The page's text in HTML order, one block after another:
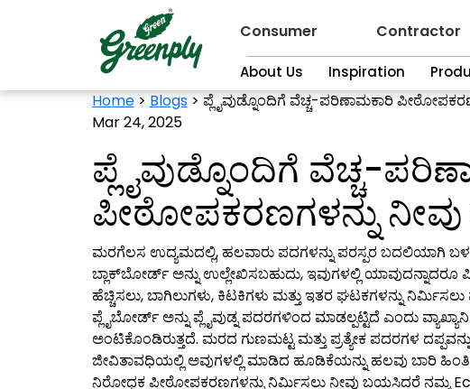
Consumer
About Us Inspiration
Contractor
Home>Blogs>ಪ್ಲೈವುಡ್ನೊಂದಿಗೆ ವೆಚ್ಚ-ಪರಿಣಾಮಕಾರಿ
Mar 24, 2025
ಪ್ಲೈವುಡ್ನೊಂದಿಗೆ ವೆಚ್ಚ-
ಪೀಠೋಪಕರಣಗಳನ್ನು ನೀವು
ಮರಗೆಲಸ ಉದ್ಯಮದಲ್ಲಿ, ಹಲವಾರು ಪದಗಳನ್ನು ಪರಸ್ಪರ ಬದಲಿಯಾಗಿ
ಬ್ಲಾಕ್‌ಬೋರ್ಡ್ ಅನ್ನು ಉಲ್ಲೇಖಿಸಬಹುದು, ಇವುಗಳಲ್ಲಿ
ಹೆಚ್ಚಿಸಲು, ಬಾಗಿಲುಗಳು, ಕಿಟಕಿಗಳು ಮತ್ತು ಇತರ ಘಟಕಗಳನ್ನು
ಪ್ಲೈಬೋರ್ಡ್ ಅನ್ನು ಪ್ಲೈವುಡ್ನ ಪದರಗಳಿಂದ ಮಾಡಲ್ಪಟ್ಟಿದೆ ಎಂದು
ಅಂಟಿಕೊಂಡಿರುತ್ತದೆ. ಮರದ ಗುಣಮಟ್ಟ ಮತ್ತು ಪ್ರತ್ಯೇಕ ಪದರಗಳ
ಜೀವಿತಾವಧಿಯಲ್ಲಿ ಅವುಗಳಲ್ಲಿ ಮಾಡಿದ ಹೂಡಿಕೆಯನ್ನು ಹಲವು ಬಾರಿ
ನಿರೋಧಕ ಪೀಠೋಪಕರಣಗಳನ್ನು ನಿರ್ಮಿಸಲು ನೀವು ಬಯಸಿದರೆ ನಮ್ಮ